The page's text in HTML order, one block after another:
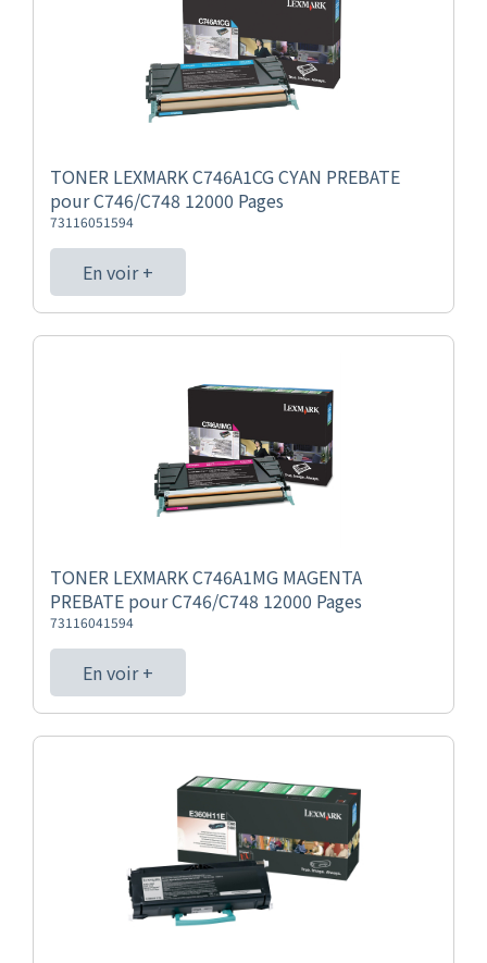
TONER LEXMARK C746A1CG CYAN PREBATE
pour C746/C748 12000 Pages
73116051594
En voir +
TONER LEXMARK C746A1MG MAGENTA
PREBATE pour C746/C748 12000 Pages
73116041594
En voir +